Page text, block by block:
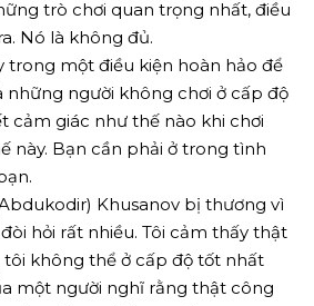
trò chơi quan trọng nhất, điều
Nó là không đủ.
trong một điều kiện hoàn hảo để
những người không chơi ở cấp độ
cảm giác như thế nào khi chơi
này. Bạn cần phải ở trong tình
Khusanov bị thương vì
hỏi rất nhiều. Tôi cảm thấy thật
không thể ở cấp độ tốt nhất
một người nghĩ rằng thật công